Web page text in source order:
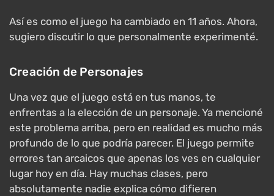
Así es como el juego ha cambiado en 11 años. Ahora,
sugiero discutir lo que personalmente experimenté.
Creación de Personajes
Una vez que el juego está en tus manos, te
enfrentas a la elección de un personaje. Ya mencioné
este problema arriba, pero en realidad es mucho más
profundo de lo que podría parecer. El juego permite
errores tan arcaicos que apenas los ves en cualquier
lugar hoy en día. Hay muchas clases, pero
absolutamente nadie explica cómo difieren